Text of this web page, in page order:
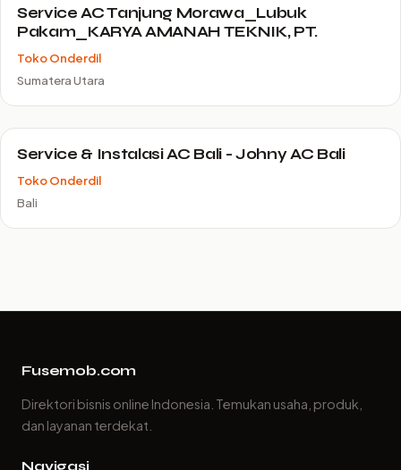
Service AC Tanjung Morawa_Lubuk
Pakam_KARYA AMANAH TEKNIK, PT.
Toko Onderdil
Sumatera Utara
Service & Instalasi AC Bali - Johny AC Bali
Toko Onderdil
Bali
Fusemob.com
Direktori bisnis online Indonesia. Temukan usaha, produk,
dan layanan terdekat.
Navigasi